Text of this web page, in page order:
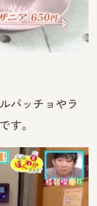
パッチョやラ
す。